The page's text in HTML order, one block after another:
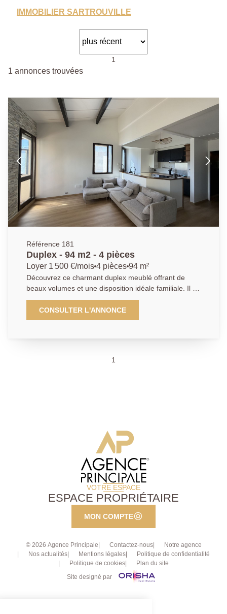
IMMOBILIER SARTROUVILLE
1
1 annonces trouvées
Référence 181
Duplex - 94 m2 - 4 pièces
Loyer 1 500 €/mois 4 pièces 94 m²
Découvrez ce charmant duplex meublé offrant de
beaux volumes et une disposition idéale familiale. Il se
compose d'une entrée, d'un séjour lumineux avec
cuisine américaine ouverte, un cellier, une salle d'eau
avec WC ainsi que de deux chambres au rez-de-
CONSULTER L'ANNONCE
1
VOTRE ESPACE
ESPACE PROPRIÉTAIRE
MON COMPTE
© 2026 Agence Principale Contactez-nous
Notre agence
Nos actualités
Mentions légales
Politique de confidentialité
Politique de cookies
Plan du site
Site designé par